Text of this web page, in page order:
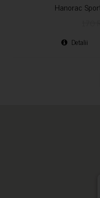
Hanorac
Detalii